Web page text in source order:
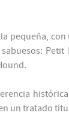
pequeña,
un tratado